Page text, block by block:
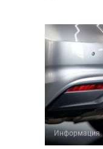
Информация